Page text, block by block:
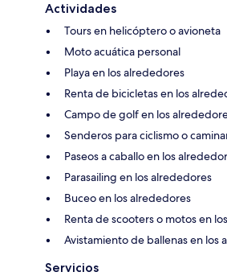
Actividades
Tours en helicóptero o avioneta
Moto acuática personal
Playa en los alrededores
Renta de bicicletas en los
Campo de golf en los
Senderos para ciclismo o
Paseos a caballo en los
Parasailing en los alrededores
Buceo en los alrededores
Renta de scooters o motos en
Avistamiento de ballenas en los
Servicios